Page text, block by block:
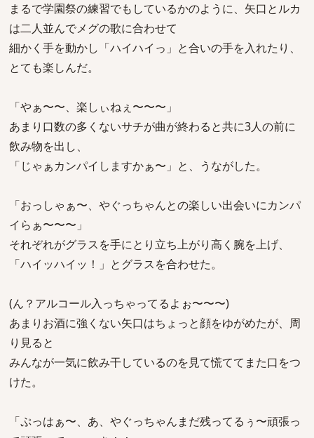
まるで学園祭の練習でもしているかのように、矢口とルカ
は二人並んでメグの歌に合わせて
細かく手を動かし「ハイハイっ」と合いの手を入れたり、
とても楽しんだ。
「やぁ〜〜、楽しぃねぇ〜〜〜」
あまり口数の多くないサチが曲が終わると共に3人の前に
飲み物を出し、
「じゃぁカンパイしますかぁ〜」と、うながした。
「おっしゃぁ〜、やぐっちゃんとの楽しい出会いにカンパ
イらぁ〜〜〜」
それぞれがグラスを手にとり立ち上がり高く腕を上げ、
「ハイッハイッ！」とグラスを合わせた。
(ん？アルコール入っちゃってるよぉ〜〜〜)
あまりお酒に強くない矢口はちょっと顔をゆがめたが、周
り見ると
みんなが一気に飲み干しているのを見て慌ててまた口をつ
けた。
「ぷっはぁ〜、あ、やぐっちゃんまだ残ってるぅ〜頑張っ